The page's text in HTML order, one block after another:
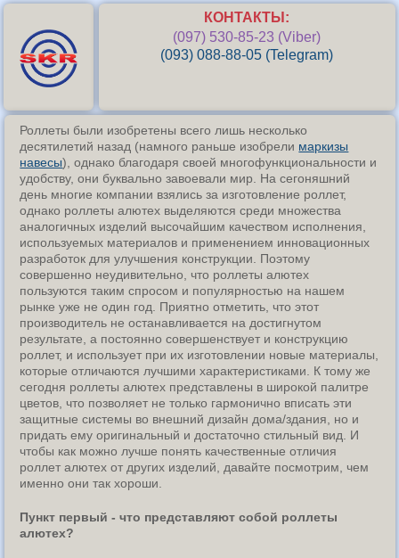
КОНТАКТЫ:
(097) 530-85-23 (Viber)
(093) 088-88-05 (Telegram)
Роллеты были изобретены всего лишь несколько
десятилетий назад (намного раньше изобрели маркизы
навесы), однако благодаря своей многофункциональности и
удобству, они буквально завоевали мир. На сегоняшний
день многие компании взялись за изготовление роллет,
однако роллеты алютех выделяются среди множества
аналогичных изделий высочайшим качеством исполнения,
используемых материалов и применением инновационных
разработок для улучшения конструкции. Поэтому
совершенно неудивительно, что роллеты алютех
пользуются таким спросом и популярностью на нашем
рынке уже не один год. Приятно отметить, что этот
производитель не останавливается на достигнутом
результате, а постоянно совершенствует и конструкцию
роллет, и использует при их изготовлении новые материалы,
которые отличаются лучшими характеристиками. К тому же
сегодня роллеты алютех представлены в широкой палитре
цветов, что позволяет не только гармонично вписать эти
защитные системы во внешний дизайн дома/здания, но и
придать ему оригинальный и достаточно стильный вид. И
чтобы как можно лучше понять качественные отличия
роллет алютех от других изделий, давайте посмотрим, чем
именно они так хороши.
Пункт первый - что представляют собой роллеты
алютех?